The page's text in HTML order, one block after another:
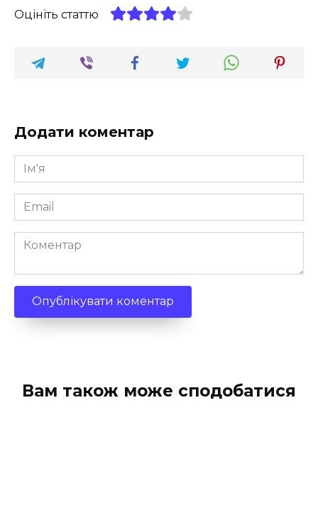
Оцініть статтю
Додати коментар
Ім'я
*
Email
*
Коментар
Вам також може сподобатися